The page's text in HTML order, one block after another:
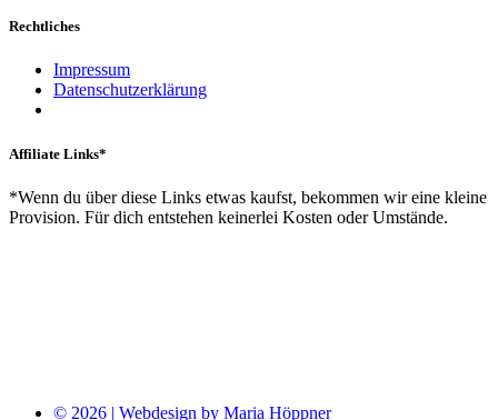
Rechtliches
Impressum
Datenschutzerklärung
Affiliate Links*
*Wenn du über diese Links etwas kaufst, bekommen wir eine kleine
Provision. Für dich entstehen keinerlei Kosten oder Umstände.
© 2026 | Webdesign by Maria Höppner